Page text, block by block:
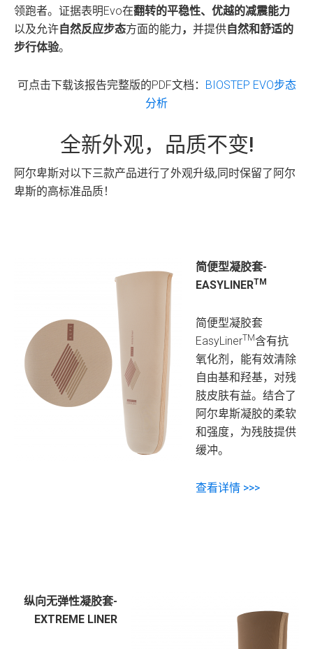
领跑者。证据表明Evo在翻转的平稳性、优越的减震能力
以及允许自然反应步态方面的能力， 并提供自然和舒适的
步行体验。
可点击下载该报告完整版的PDF文档： BIOSTEP EVO步态
分析
全新外观，品质不变!
阿尔卑斯对以下三款产品进行了外观升级,同时保留了阿尔
卑斯的高标准品质！
简便型凝胶套-
EASYLINERTM
简便型凝胶套
EasyLinerTM含有抗
氧化剂，能有效清除
自由基和羟基，对残
肢皮肤有益。结合了
阿尔卑斯凝胶的柔软
和强度，为残肢提供
缓冲。
查看详情 >>>
纵向无弹性凝胶套-
EXTREME LINER